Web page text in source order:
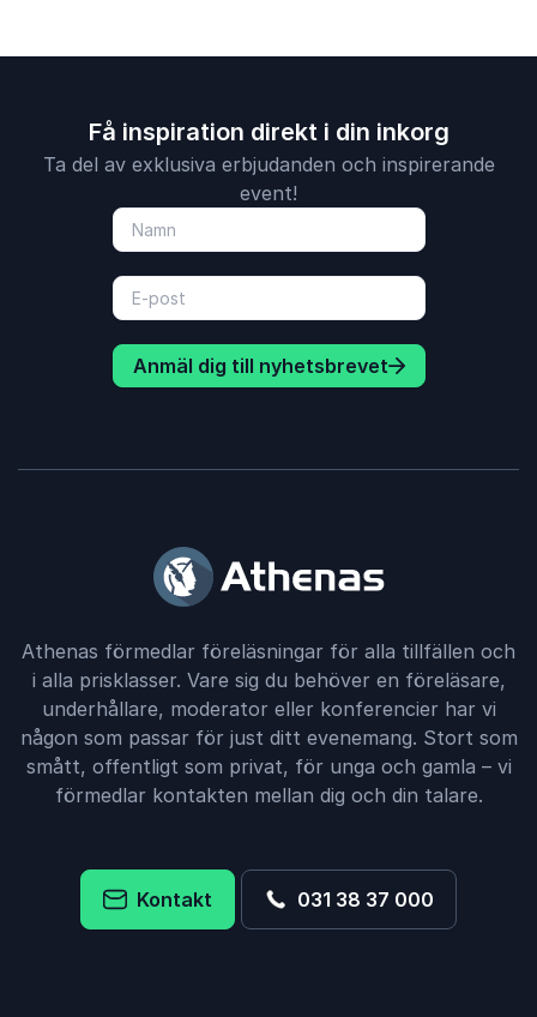
Få inspiration direkt i din inkorg
Ta del av exklusiva erbjudanden och inspirerande
event!
Anmäl dig till nyhetsbrevet
Athenas förmedlar föreläsningar för alla tillfällen och
i alla prisklasser. Vare sig du behöver en föreläsare,
underhållare, moderator eller konferencier har vi
någon som passar för just ditt evenemang. Stort som
smått, offentligt som privat, för unga och gamla – vi
förmedlar kontakten mellan dig och din talare.
Kontakt 031 38 37 000